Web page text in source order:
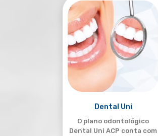
Dental Uni
O plano odontológico
Dental Uni ACP conta com